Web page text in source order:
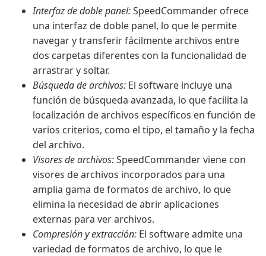
Interfaz de doble panel:SpeedCommander ofrece
una interfaz de doble panel, lo que le permite
navegar y transferir fácilmente archivos entre
dos carpetas diferentes con la funcionalidad de
arrastrar y soltar.
Búsqueda de archivos: El software incluye una
función de búsqueda avanzada, lo que facilita la
localización de archivos específicos en función de
varios criterios, como el tipo, el tamaño y la fecha
del archivo.
Visores de archivos:SpeedCommander viene con
visores de archivos incorporados para una
amplia gama de formatos de archivo, lo que
elimina la necesidad de abrir aplicaciones
externas para ver archivos.
Compresión y extracción: El software admite una
variedad de formatos de archivo, lo que le